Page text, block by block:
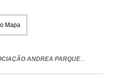
Mapa
ANDREA PARQUE...